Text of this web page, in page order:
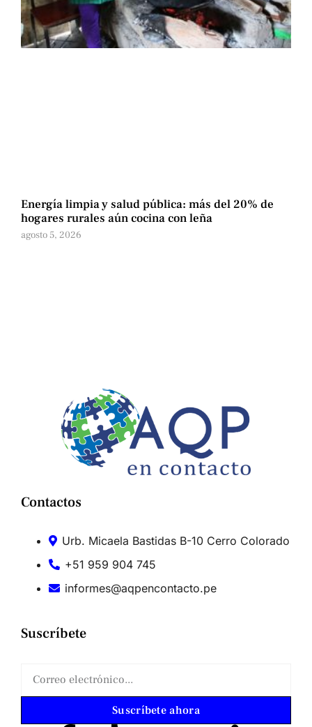
Energía limpia y salud pública: más del 20% de
hogares rurales aún cocina con leña
agosto 5, 2026
Contactos
Urb. Micaela Bastidas B-10 Cerro Colorado
+51 959 904 745
informes@aqpencontacto.pe
Suscríbete
Suscríbete ahora